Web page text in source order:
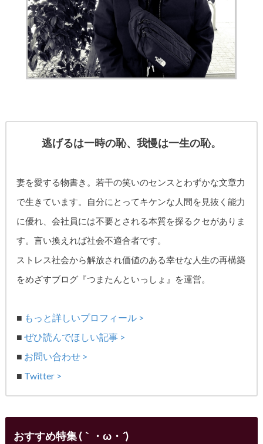
逃げるは一時の恥、我慢は一生の恥。
妻を愛する物書き。 若干の笑いのセンスとわずかな文章力
で生きています。自分にとってキケンな人間を見抜く能力
に優れ、会社員には不要とされる本質を探るクセがありま
す。言い換えれば社会不適合者です。
ストレス社会から解放され価値のある幸せな人生の再構築
をめざすブログ『つまたんといっしょ』を運営。
■ もっと詳しいプロフィール >
■ぜひ読んでほしい記事 >
■ お問い合わせ >
■ Twitter >
おすすめ特集 (｀・ω・´)ゞ